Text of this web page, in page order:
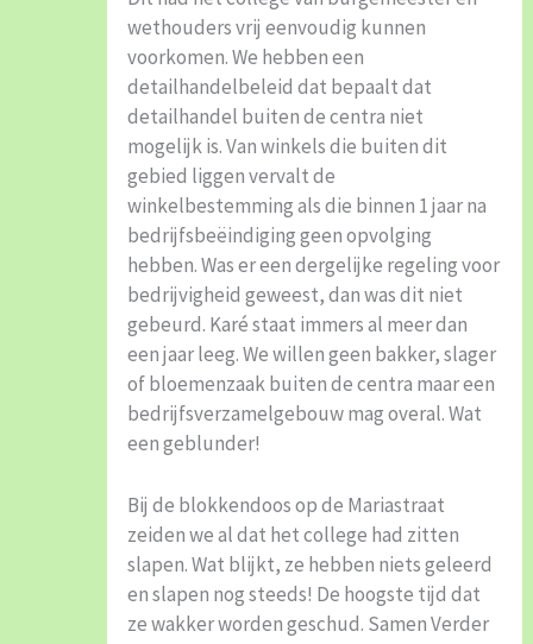
wethouders vrij eenvoudig kunnen
voorkomen. We hebben een
detailhandelbeleid dat bepaalt dat
detailhandel buiten de centra niet
mogelijk is. Van winkels die buiten dit
gebied liggen vervalt de
winkelbestemming als die binnen 1 jaar na
bedrijfsbeëindiging geen opvolging
hebben. Was er een dergelijke regeling voor
bedrijvigheid geweest, dan was dit niet
gebeurd. Karé staat immers al meer dan
een jaar leeg. We willen geen bakker, slager
of bloemenzaak buiten de centra maar een
bedrijfsverzamelgebouw mag overal. Wat
een geblunder!
Bij de blokkendoos op de Mariastraat
zeiden we al dat het college had zitten
slapen. Wat blijkt, ze hebben niets geleerd
en slapen nog steeds! De hoogste tijd dat
ze wakker worden geschud. Samen Verder